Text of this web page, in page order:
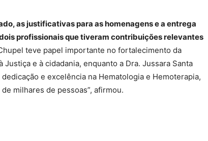
as justificativas para as homenagens e a entrega
profissionais que tiveram contribuições relevantes
teve papel importante no fortalecimento da
e à cidadania, enquanto a Dra. Jussara Santa
e excelência na Hematologia e Hemoterapia,
milhares de pessoas”, afirmou.